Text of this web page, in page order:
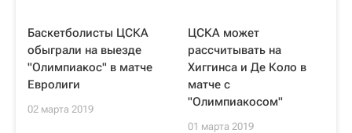
Баскетболисты ЦСКА
обыграли на выезде
"Олимпиакос" в матче
Евролиги
02 марта 2019
ЦСКА может
рассчитывать на
Хиггинса и Де Коло в
матче с
"Олимпиакосом"
01 марта 2019